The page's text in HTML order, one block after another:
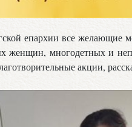
епархии все желающие
женщин, многодетных и
акции,